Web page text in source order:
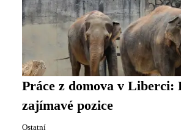
Práce z domova v Liberci:
zajímavé pozice
Ostatní